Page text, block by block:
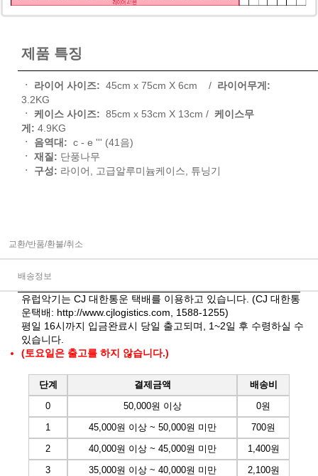
제품 특징
ㆍ 라이어 사이즈: 45cm x 75cm X 6cm / 라이어무게:
3.2KG
ㆍ 케이스 사이즈: 85cm x 53cm X 13cm / 케이스무
게: 4.9KG
ㆍ 음역대: c - e ''' (41음)
ㆍ 재질: 단풍나무
ㆍ 구성: 라이어, 고급알루미늄케이스, 튜닝기
교환/반품/환불/취소
배송정보
유럽악기는 CJ 대한통운 택배를 이용하고 있습니다. (CJ 대한통
운택배: http://www.cjlogistics.com , 1588-1255)
평일 16시까지 입금완료시 당일 출고되며, 1~2일 후 수령하실 수
있습니다.
(토요일은 출고를 하지 않습니다.)
단계 결제금액
배송비
0
50,000원 이상
0원
1
45,000원 이상 ~ 50,000원 미만
700원
2
40,000원 이상 ~ 45,000원 미만
1,400원
3
35,000원 이상 ~ 40,000원 미만
2,100원